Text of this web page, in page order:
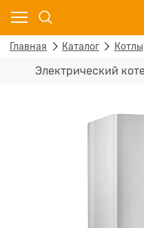
Главная Каталог Котлы
Электрический